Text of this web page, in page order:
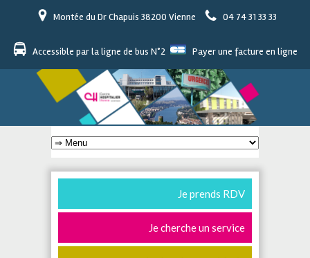
Montée du Dr Chapuis 38200 Vienne 04 74 31 33 33
Accessible par la ligne de bus N°2 Payer une facture en ligne
Je prends RDV
Je cherche un service